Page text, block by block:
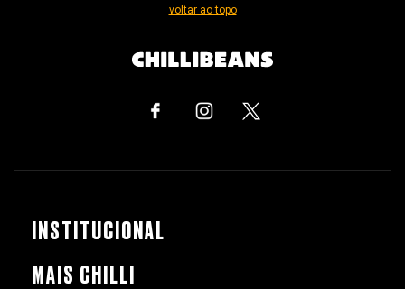
voltar ao topo
INSTITUCIONAL
MAIS CHILLI